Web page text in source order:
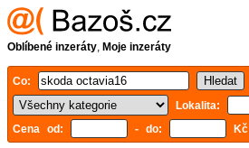
Oblíbené inzeráty, Moje inzeráty
Co:
Lokalita:
Cena od:
- do: Kč